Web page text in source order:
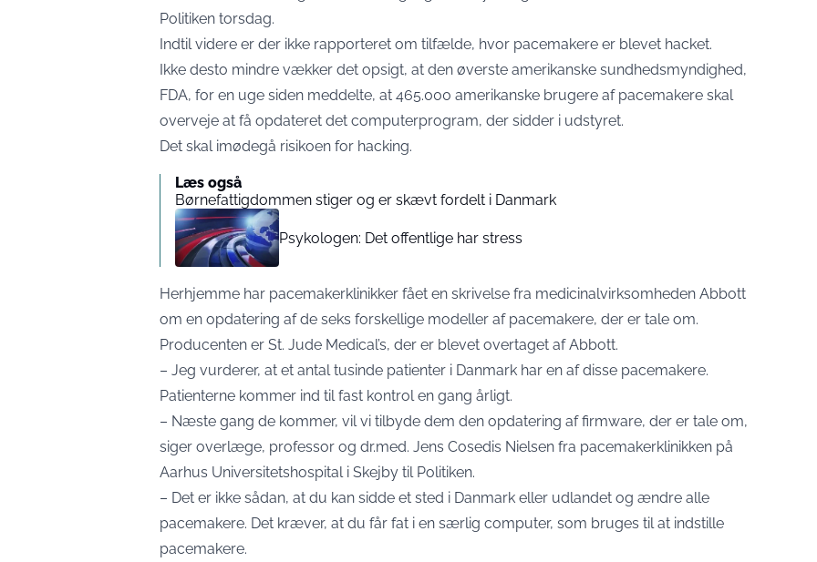
Politiken torsdag.
Indtil videre er der ikke rapporteret om tilfælde, hvor pacemakere er blevet hacket.
Ikke desto mindre vækker det opsigt, at den øverste amerikanske sundhedsmyndighed,
FDA, for en uge siden meddelte, at 465.000 amerikanske brugere af pacemakere skal
overveje at få opdateret det computerprogram, der sidder i udstyret.
Det skal imødegå risikoen for hacking.
Læs også
Børnefattigdommen stiger og er skævt fordelt i Danmark
Psykologen: Det offentlige har stress
Herhjemme har pacemakerklinikker fået en skrivelse fra medicinalvirksomheden Abbott
om en opdatering af de seks forskellige modeller af pacemakere, der er tale om.
Producenten er St. Jude Medical’s, der er blevet overtaget af Abbott.
– Jeg vurderer, at et antal tusinde patienter i Danmark har en af disse pacemakere.
Patienterne kommer ind til fast kontrol en gang årligt.
– Næste gang de kommer, vil vi tilbyde dem den opdatering af firmware, der er tale om,
siger overlæge, professor og dr.med. Jens Cosedis Nielsen fra pacemakerklinikken på
Aarhus Universitetshospital i Skejby til Politiken.
– Det er ikke sådan, at du kan sidde et sted i Danmark eller udlandet og ændre alle
pacemakere. Det kræver, at du får fat i en særlig computer, som bruges til at indstille
pacemakere.